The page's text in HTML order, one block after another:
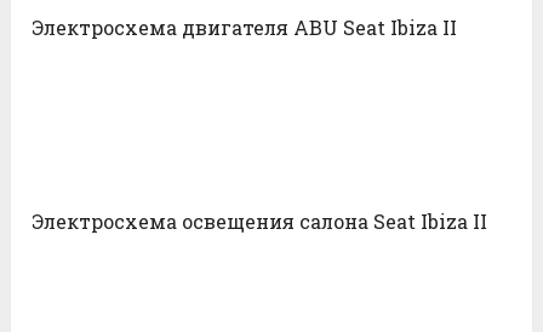
Электросхема двигателя ABU Seat Ibiza II
Электросхема освещения салона Seat Ibiza II